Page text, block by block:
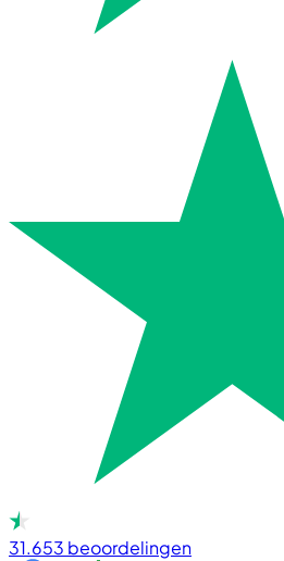
31.653 beoordelingen